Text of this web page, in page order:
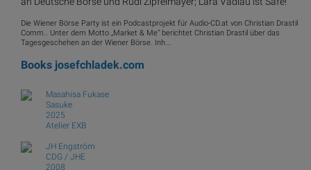
Die Wiener Börse Party ist ein Podcastprojekt für Audio-CD.at von Christian Drastil
Comm.. Unter dem Motto „Market & Me“ berichtet Christian Drastil über das
Tagesgeschehen an der Wiener Börse. Inh...
Books josefchladek.com
Masahisa Fukase
Sasuke
2025
Atelier EXB
JH Engström
CDG / JHE
2008